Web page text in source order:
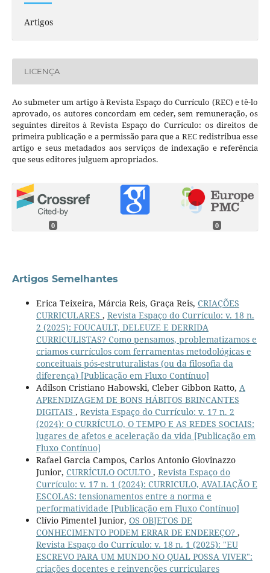
Artigos
LICENÇA
Ao submeter um artigo à Revista Espaço do Currículo (REC) e tê-lo
aprovado, os autores concordam em ceder, sem remuneração, os
seguintes direitos à Revista Espaço do Currículo: os direitos de
primeira publicação e a permissão para que a REC redistribua esse
artigo e seus metadados aos serviços de indexação e referência
que seus editores julguem apropriados.
0 0
Artigos Semelhantes
Erica Teixeira, Márcia Reis, Graça Reis, CRIAÇÕES
CURRICULARES , Revista Espaço do Currículo: v. 18 n.
2 (2025): FOUCAULT, DELEUZE E DERRIDA
CURRICULISTAS? Como pensamos, problematizamos e
criamos currículos com ferramentas metodológicas e
conceituais pós-estruturalistas (ou da filosofia da
diferença) [Publicação em Fluxo Contínuo]
Adilson Cristiano Habowski, Cleber Gibbon Ratto, A
APRENDIZAGEM DE BONS HÁBITOS BRINCANTES
DIGITAIS , Revista Espaço do Currículo: v. 17 n. 2
(2024): O CURRÍCULO, O TEMPO E AS REDES SOCIAIS:
lugares de afetos e aceleração da vida [Publicação em
Fluxo Contínuo]
Rafael Garcia Campos, Carlos Antonio Giovinazzo
Junior, CURRÍCULO OCULTO , Revista Espaço do
Currículo: v. 17 n. 1 (2024): CURRICULO, AVALIAÇÃO E
ESCOLAS: tensionamentos entre a norma e
performatividade [Publicação em Fluxo Contínuo]
Clívio Pimentel Junior, OS OBJETOS DE
CONHECIMENTO PODEM ERRAR DE ENDEREÇO? ,
Revista Espaço do Currículo: v. 18 n. 1 (2025): "EU
ESCREVO PARA UM MUNDO NO QUAL POSSA VIVER":
criações docentes e reinvenções curriculares